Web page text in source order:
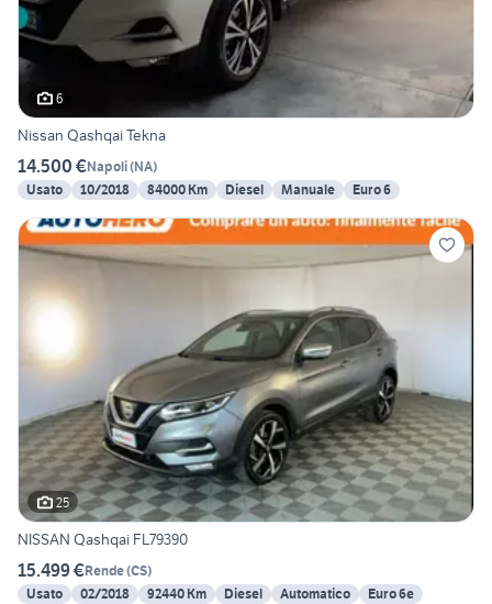
6
Nissan Qashqai Tekna
14.500 €Napoli(NA)
Usato
10/2018 84000 Km Diesel Manuale Euro 6
25
NISSAN Qashqai FL79390
15.499 €Rende(CS)
Usato
02/2018 92440 Km Diesel Automatico
Euro 6e